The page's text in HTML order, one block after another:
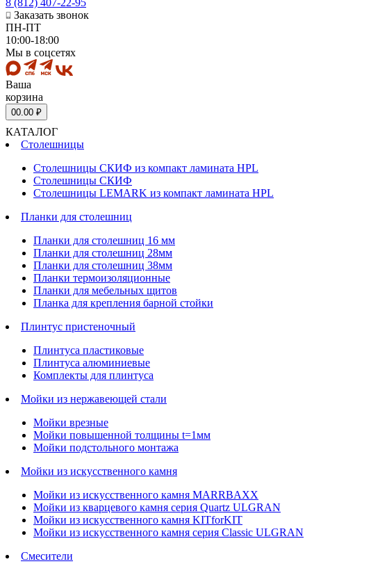
8 (812) 407-22-95
Заказать звонок
ПН-ПТ
10:00-18:00
Мы в соцсетях
Ваша
корзина
00.00 ₽
КАТАЛОГ
Столешницы
Столешницы СКИФ из компакт ламината HPL
Столешницы СКИФ
Столешницы LEMARK из компакт ламината HPL
Планки для столешниц
Планки для столешниц 16 мм
Планки для столешниц 28мм
Планки для столешниц 38мм
Планки термоизоляционные
Планки для мебельных щитов
Планка для крепления барной стойки
Плинтус пристеночный
Плинтуса пластиковые
Плинтуса алюминиевые
Комплекты для плинтуса
Мойки из нержавеющей стали
Мойки врезные
Мойки повышенной толщины t=1мм
Мойки подстольного монтажа
Мойки из искусственного камня
Мойки из искусственного камня MARRBAXX
Мойки из кварцевого камня серия Quartz ULGRAN
Мойки из искусственного камня KITforKIT
Мойки из искусственного камня серия Classic ULGRAN
Смесители